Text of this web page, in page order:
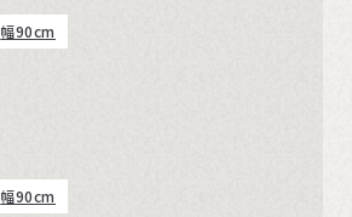
幅90cm
幅90cm